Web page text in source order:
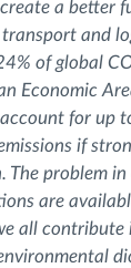
a better
transport and
of global
Economic
for up
if
The problem
are
all contribute